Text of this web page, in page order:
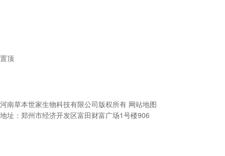
置顶
河南草本世家生物科技有限公司版权所有 网站地图
地址：郑州市经济开发区富田财富广场1号楼906